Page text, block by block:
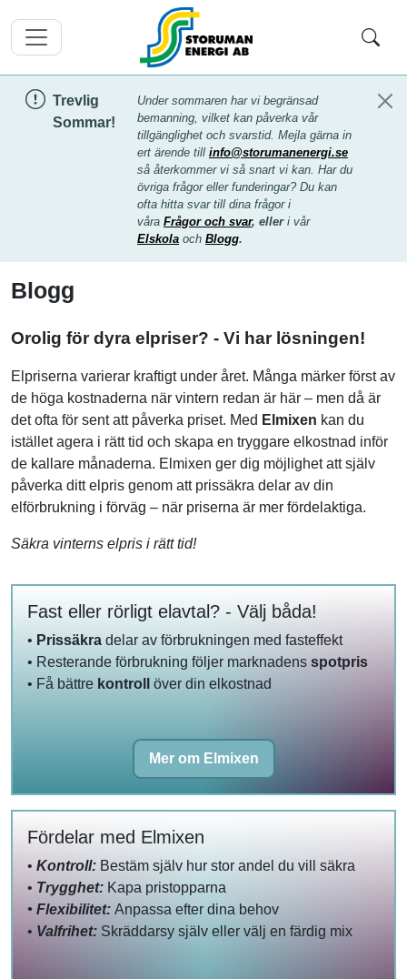
Trevlig
Sommar!
Under sommaren har vi begränsad
bemanning, vilket kan påverka vår
tillgänglighet och svarstid. Mejla gärna in
ert ärende till info@storumanenergi.se
så återkommer vi så snart vi kan. Har du
övriga frågor eller funderingar? Du kan
ofta hitta svar till dina frågor i
våra Frågor och svar, eller i vår
Elskola och Blogg.
Blogg
Orolig för dyra elpriser? - Vi har lösningen!
Elpriserna varierar kraftigt under året. Många märker först av
de höga kostnaderna när vintern redan är här – men då är
det ofta för sent att påverka priset. Med Elmixen kan du
istället agera i rätt tid och skapa en tryggare elkostnad inför
de kallare månaderna. Elmixen ger dig möjlighet att själv
påverka ditt elpris genom att prissäkra delar av din
elförbrukning i förväg – när priserna är mer fördelaktiga.
Säkra vinterns elpris i rätt tid!
Fast eller rörligt elavtal? - Välj båda!
• Prissäkra delar av förbrukningen med fasteffekt
• Resterande förbrukning följer marknadens spotpris
• Få bättre kontroll över din elkostnad
Mer om Elmixen
Fördelar med Elmixen
• Kontroll: Bestäm själv hur stor andel du vill säkra
• Trygghet: Kapa pristopparna
• Flexibilitet: Anpassa efter dina behov
• Valfrihet: Skräddarsy själv eller välj en färdig mix